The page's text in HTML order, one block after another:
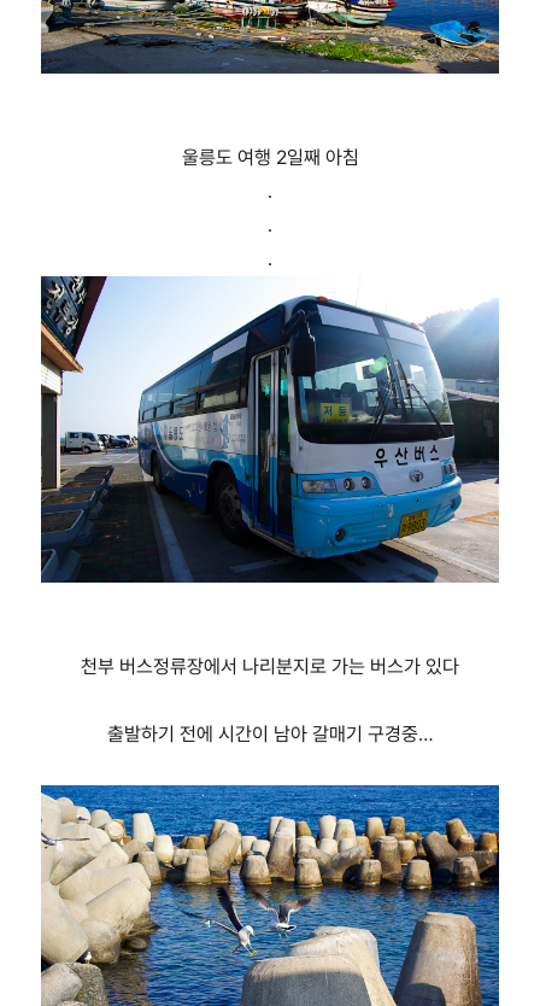
울릉도 여행 2일째 아침
.
.
.
천부 버스정류장에서 나리분지로 가는 버스가 있다
출발하기 전에 시간이 남아 갈매기 구경중…